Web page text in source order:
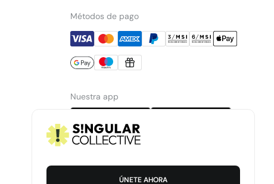
Métodos de pago
Nuestra app
ÚNETE AHORA